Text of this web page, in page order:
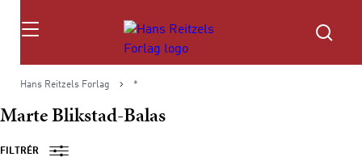
Søg
Hans Reitzels Forlag *
Marte Blikstad-Balas
FILTRÉR